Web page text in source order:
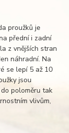
proužků je
přední i zadní
z vnějších stran
náhradní. Na
se lepí 5 až 10
jsou
poloměru tak
vlivům,